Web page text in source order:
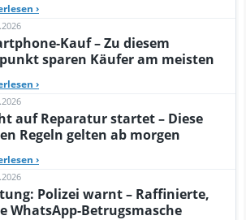
›
Kauf – Zu diesem
sparen Käufer am meisten
›
auf Reparatur startet – Diese
Regeln gelten ab morgen
›
Polizei warnt – Raffinierte,
WhatsApp-Betrugsmasche